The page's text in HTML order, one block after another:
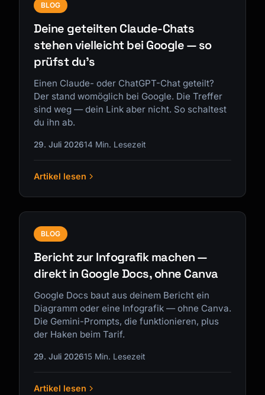
BLOG
Deine geteilten Claude-Chats
stehen vielleicht bei Google — so
prüfst du's
Einen Claude- oder ChatGPT-Chat geteilt?
Der stand womöglich bei Google. Die Treffer
sind weg — dein Link aber nicht. So schaltest
du ihn ab.
29. Juli 202614 Min. Lesezeit
Artikel lesen
BLOG
Bericht zur Infografik machen —
direkt in Google Docs, ohne Canva
Google Docs baut aus deinem Bericht ein
Diagramm oder eine Infografik — ohne Canva.
Die Gemini-Prompts, die funktionieren, plus
der Haken beim Tarif.
29. Juli 202615 Min. Lesezeit
Artikel lesen